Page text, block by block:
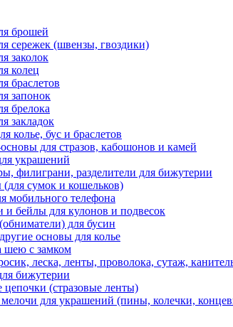
брошей
сережек (швензы, гвоздики)
заколок
колец
браслетов
запонок
брелока
закладок
колье, бус и браслетов
для стразов, кабошонов и камей
украшений
филиграни, разделители для бижутерии
сумок и кошельков)
мобильного телефона
и бейлы для кулонов и подвесок
для бусин
основы для колье
с замком
леска, ленты, проволока, сутаж,
бижутерии
цепочки (стразовые ленты)
для украшений (пины, колечки,